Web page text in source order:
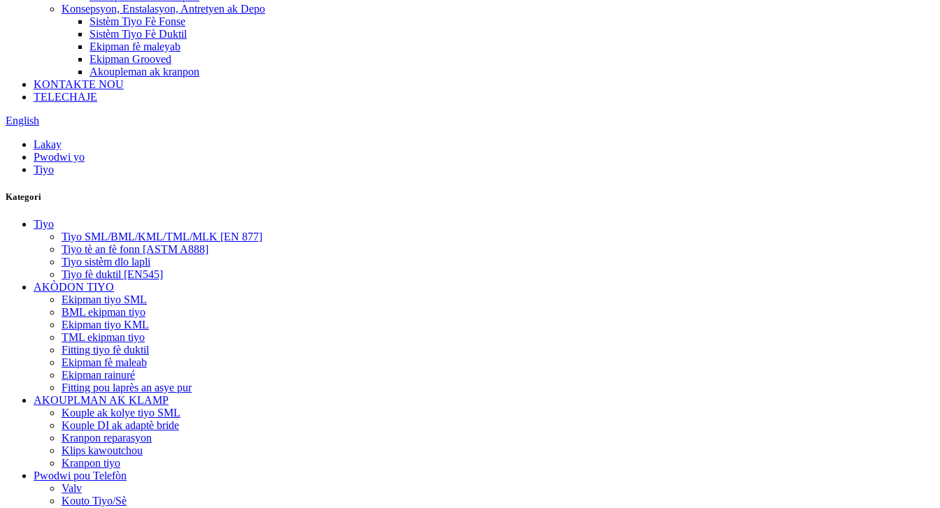
Konsepsyon, Enstalasyon, Antretyen ak Depo
Sistèm Tiyo Fè Fonse
Sistèm Tiyo Fè Duktil
Ekipman fè maleyab
Ekipman Grooved
Akoupleman ak kranpon
KONTAKTE NOU
TELECHAJE
English
Lakay
Pwodwi yo
Tiyo
Kategori
Tiyo
Tiyo SML/BML/KML/TML/MLK [EN 877]
Tiyo tè an fè fonn [ASTM A888]
Tiyo sistèm dlo lapli
Tiyo fè duktil [EN545]
AKÒDON TIYO
Ekipman tiyo SML
BML ekipman tiyo
Ekipman tiyo KML
TML ekipman tiyo
Fitting tiyo fè duktil
Ekipman fè maleab
Ekipman rainuré
Fitting pou laprès an asye pur
AKOUPLMAN AK KLAMP
Kouple ak kolye tiyo SML
Kouple DI ak adaptè bride
Kranpon reparasyon
Klips kawoutchou
Kranpon tiyo
Pwodwi pou Telefòn
Valv
Kouto Tiyo/Sè